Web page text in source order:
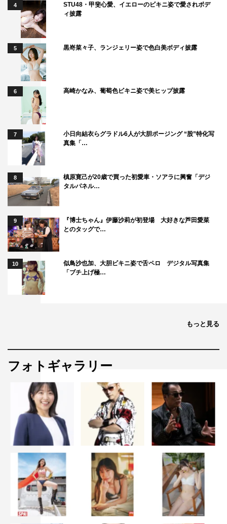
4
STU48・甲斐心愛、イエローのビキニ姿で愛されボデ
ィ披露
5 黒嵜菜々子、ランジェリー姿で色白美ボディ披露
6 高崎かなみ、葡萄色ビキニ姿で美ヒップ披露
7
小日向結衣らグラドル6人が大胆ポージング “股”特化写
真集「…
8
槙原寛己が20歳で買った初愛車・ソアラに興奮「デジ
タルパネル…
9
『博士ちゃん』伊藤沙莉が初登場 大好きな芦田愛菜
とのタッグで…
10
似鳥沙也加、大胆ビキニ姿で舌ペロ デジタル写真集
「ブチ上げ極…
もっと見る
フォトギャラリー